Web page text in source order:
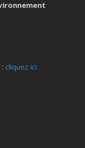
cliquez ici